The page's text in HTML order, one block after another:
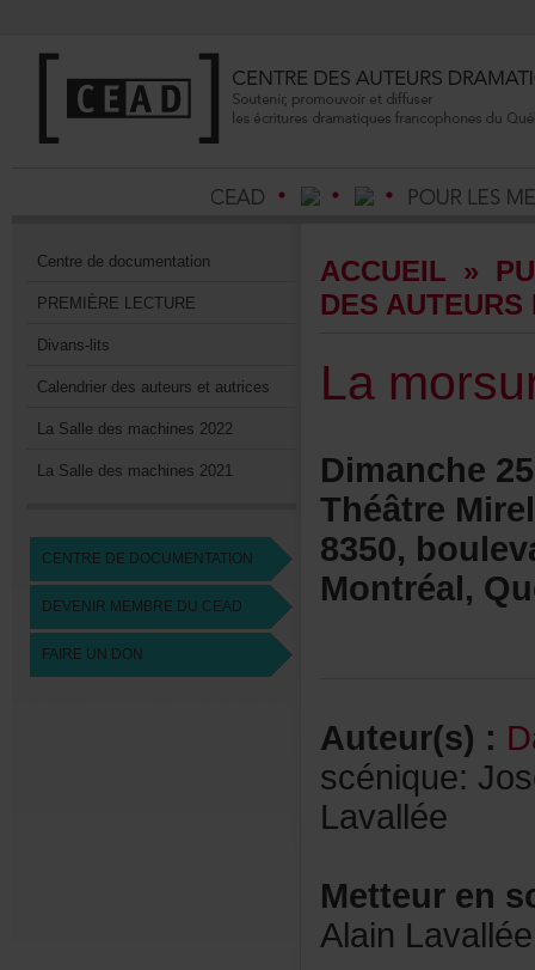
Centrededocumentation
PREMIÈRELECTURE
Divans-lits
Calendrierdesauteursetautrices
LaSalledesmachines2022
LaSalledesmachines2021
CENTREDEDOCUMENTATION
DEVENIRMEMBREDUCEAD
FAIREUNDON
ACCUEIL »
Auteur(s):
Lavallée
AlainLavallée